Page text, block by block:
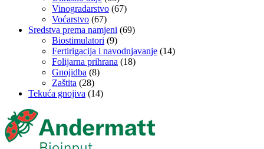
Vinogradarstvo (67)
Voćarstvo (67)
Sredstva prema namjeni (69)
Biostimulatori (9)
Fertirigacija i navodnjavanje (14)
Folijarna prihrana (18)
Gnojidba (8)
Zaštita (28)
Tekuća gnojiva (14)